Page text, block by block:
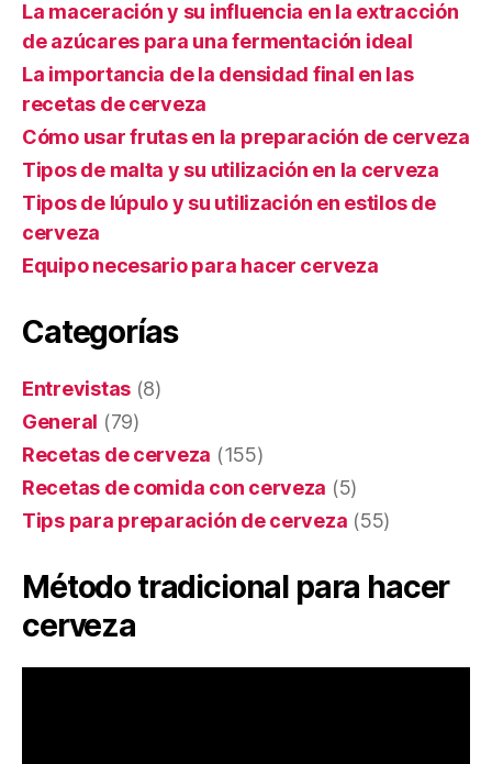
La maceración y su influencia en la extracción
de azúcares para una fermentación ideal
La importancia de la densidad final en las
recetas de cerveza
Cómo usar frutas en la preparación de cerveza
Tipos de malta y su utilización en la cerveza
Tipos de lúpulo y su utilización en estilos de
cerveza
Equipo necesario para hacer cerveza
Categorías
Entrevistas (8)
General (79)
Recetas de cerveza (155)
Recetas de comida con cerveza (5)
Tips para preparación de cerveza (55)
Método tradicional para hacer
cerveza